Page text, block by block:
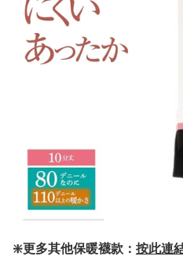
❇️更多其他保暖襪款： 按此連